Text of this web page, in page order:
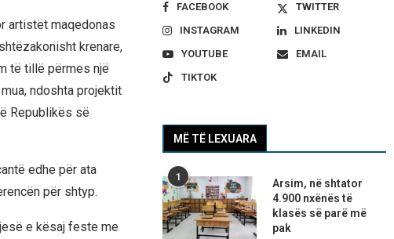
artistët maqedonas
krenare,
të tillë përmes një
ndoshta projektit
Republikës së
edhe për ata
për shtyp.
e kësaj feste me
FACEBOOK
TWITTER
INSTAGRAM
LINKEDIN
YOUTUBE
EMAIL
TIKTOK
MË TË LEXUARA
1
Arsim, në shtator
4.900 nxënës të
klasës së parë më
pak